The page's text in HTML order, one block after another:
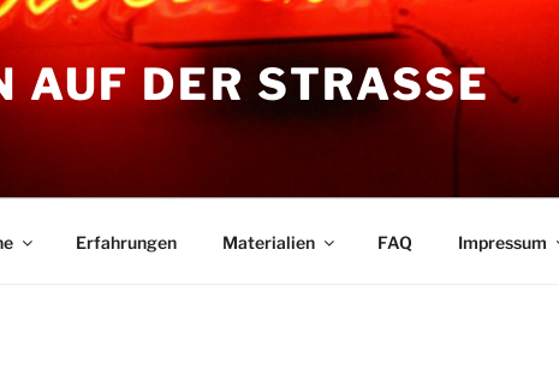
DER STRASSE
Erfahrungen Materialien FAQ Impressum